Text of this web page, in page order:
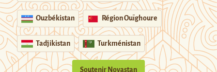
Ouzbékistan Région Ouïghoure
Tadjikistan Turkménistan
Soutenir Novastan